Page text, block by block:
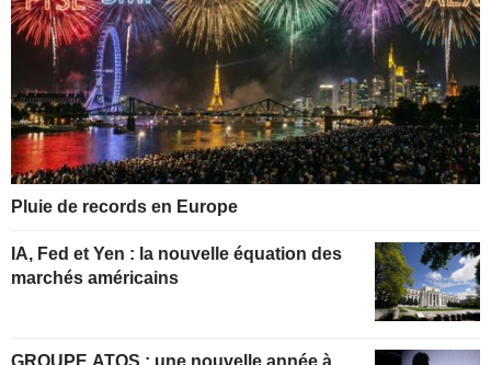
Pluie de records en Europe
IA, Fed et Yen : la nouvelle équation des
marchés américains